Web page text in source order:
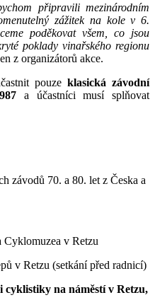
připravili mezinárodním
zážitek na kole v 6.
poděkovat všem, co jsou
poklady vinařského regionu
z organizátorů akce.
pouze klasická závodní
a účastníci musí splňovat
závodů 70. a 80. let z Česka a
Cyklomuzea v Retzu
v Retzu (setkání před radnicí)
cyklistiky na náměstí v Retzu,